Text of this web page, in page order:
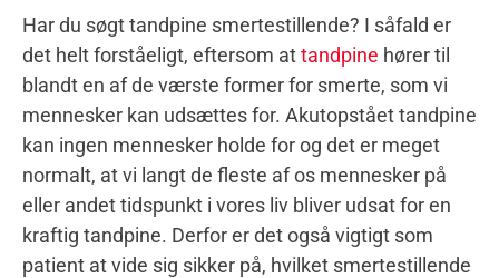
Har du søgt tandpine smertestillende? I såfald er
det helt forståeligt, eftersom attandpine hører til
blandt en af de værste former for smerte, som vi
mennesker kan udsættes for. Akutopstået tandpine
kan ingen mennesker holde for og det er meget
normalt, at vi langt de fleste af os mennesker på
eller andet tidspunkt i vores liv bliver udsat for en
kraftig tandpine. Derfor er det også vigtigt som
patient at vide sig sikker på, hvilket smertestillende